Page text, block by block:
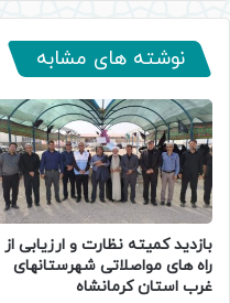
نوشته های مشابه
بازدید کمیته نظارت و ارزیابی از
راه های مواصلاتی شهرستانهای
غرب استان کرمانشاه